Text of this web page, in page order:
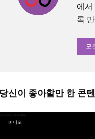
에서
록
모
당신이 좋아할만 한 콘
비디오